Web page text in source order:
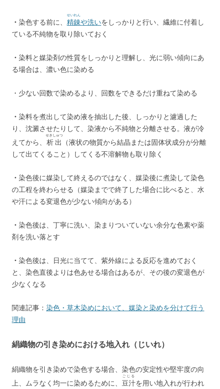
・ 染色する前に、 精錬
せいれん
や洗いをしっかりと行い、繊維に付着し
ている不純物を取り除いておく
・ 染料と媒染剤の性質をしっかりと理解し、光に弱い傾向にあ
る場合は、濃い色に染める
・少ない回数で染めるより、回数をできるだけ重ねて染める
・ 染料を煮出して染め液を抽出した後、しっかりと濾過した
り、沈澱させたりして、染液から不純物と分離させる。液が冷
えてから、 析出
せきしゅつ
（液状の物質から結晶または固体状成分が分離
して出てくること）してくる不溶解物も取り除く
・ 染色後に媒染して終えるのではなく、媒染後に煮染して染色
の工程を終わらせる（媒染までで終了した場合に比べると、水
や汗による変退色が少ない傾向がある）
・ 染色後は、丁寧に洗い、染まりついていない余分な色素や薬
剤を洗い落とす
・ 染色後は、日光に当てて、紫外線による反応を進めておく
と、染色直後よりは色あせる場合はあるが、その後の変退色が
少なくなる
関連記事： 染色・草木染めにおいて、媒染と染めを分けて行う
理由
絹織物の引き染めにおける地入れ（じいれ）
絹織物を引き染めで染色する場合、染色の安定性や堅牢度の向
上、ムラなく均一に染めるために、 豆汁
ごじる
を用い地入れが行われ